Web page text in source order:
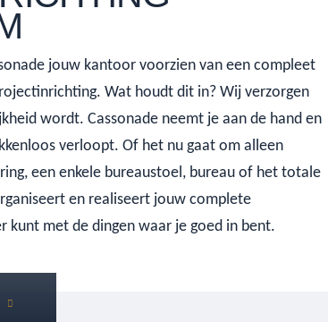
jouw kantoor voorzien van een compleet
Wat houdt dit in? Wij verzorgen
wordt. Cassonade neemt je aan de hand en
verloopt. Of het nu gaat om alleen
een enkele bureaustoel, bureau of het totale
en realiseert jouw complete
kunt met de dingen waar je goed in bent.